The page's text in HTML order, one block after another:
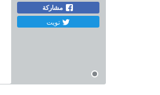
مشاركة
تويت